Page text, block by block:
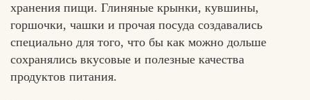
хранения пищи. Глиняные крынки, кувшины,
горшочки, чашки и прочая посуда создавались
специально для того, что бы как можно дольше
сохранялись вкусовые и полезные качества
продуктов питания.